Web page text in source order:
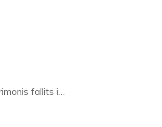
fallits i…